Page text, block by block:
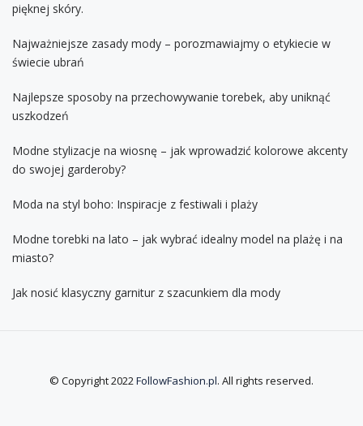
pięknej skóry.
Najważniejsze zasady mody – porozmawiajmy o etykiecie w
świecie ubrań
Najlepsze sposoby na przechowywanie torebek, aby uniknąć
uszkodzeń
Modne stylizacje na wiosnę – jak wprowadzić kolorowe akcenty
do swojej garderoby?
Moda na styl boho: Inspiracje z festiwali i plaży
Modne torebki na lato – jak wybrać idealny model na plażę i na
miasto?
Jak nosić klasyczny garnitur z szacunkiem dla mody
© Copyright 2022FollowFashion.pl. All rights reserved.